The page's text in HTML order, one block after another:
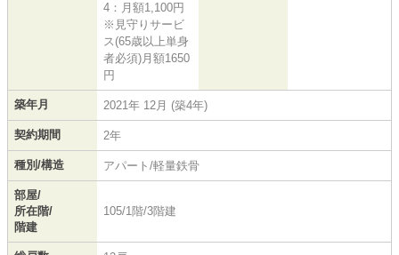
4：月額1,100円
※見守りサービ
ス(65歳以上単身
者必須)月額1650
円
築年月 2021年 12月 (築4年)
契約期間 2年
種別/構造 アパート/軽量鉄骨
部屋/
所在階/
階建
105/1階/3階建